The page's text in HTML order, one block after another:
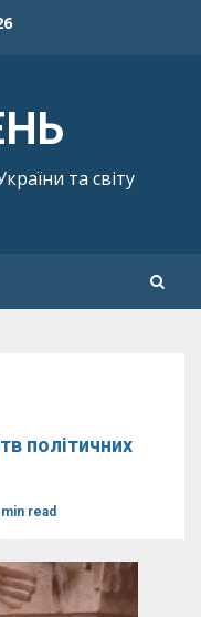
та світу
політичних
min read